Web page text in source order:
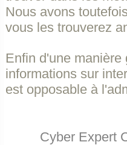
Nous avons
vous les trouverez
Enfin d'une
informations sur
est opposable à
Cyber Expert